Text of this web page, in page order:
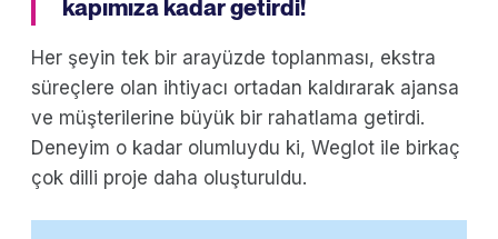
kapımıza kadar getirdi!
Her şeyin tek bir arayüzde toplanması, ekstra
süreçlere olan ihtiyacı ortadan kaldırarak ajansa
ve müşterilerine büyük bir rahatlama getirdi.
Deneyim o kadar olumluydu ki, Weglot ile birkaç
çok dilli proje daha oluşturuldu.